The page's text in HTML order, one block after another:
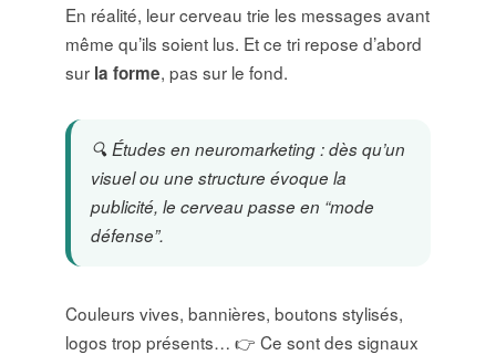
En réalité, leur cerveau trie les messages avant
même qu’ils soient lus. Et ce tri repose d’abord
sur la forme, pas sur le fond.
🔍 Études en neuromarketing : dès qu’un
visuel ou une structure évoque la
publicité, le cerveau passe en “mode
défense”.
Couleurs vives, bannières, boutons stylisés,
logos trop présents… 👉 Ce sont des signaux